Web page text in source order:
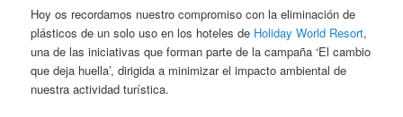
Hoy os recordamos nuestro compromiso con la eliminación de
plásticos de un solo uso en los hoteles de Holiday World Resort,
una de las iniciativas que forman parte de la campaña ‘El cambio
que deja huella’, dirigida a minimizar el impacto ambiental de
nuestra actividad turística.